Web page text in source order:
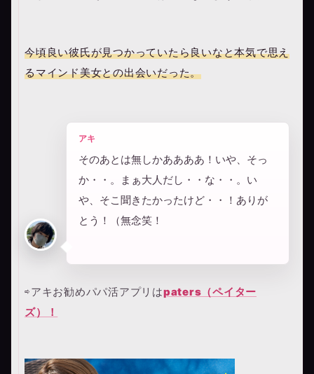
今頃良い彼氏が見つかっていたら良いなと本気で思え
るマインド美女との出会いだった。
アキ
そのあとは無しかああああ！いや、そっ
か・・。まぁ大人だし・・な・・。い
や、そこ聞きたかったけど・・！ありが
とう！（無念笑！
⇨アキお勧めパパ活アプリはpaters（ペイター
ズ）！